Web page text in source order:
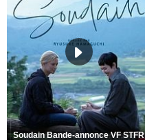
Soudain Bande-annonce VF STFR